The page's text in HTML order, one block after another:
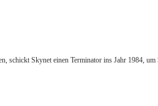
schickt Skynet einen Terminator ins Jahr 1984,